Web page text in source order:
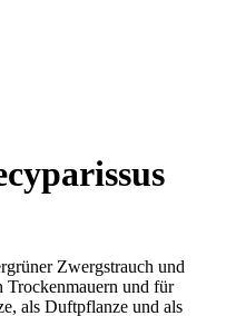
Zwergstrauch und
Trockenmauern und für
als Duftpflanze und als